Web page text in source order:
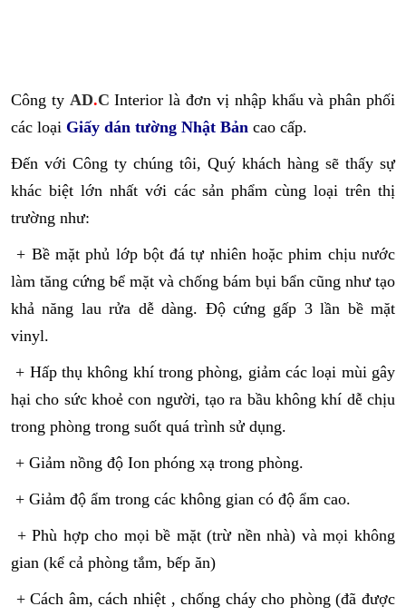
Công ty AD.C Interior là đơn vị nhập khẩu và phân phối
các loại Giấy dán tường Nhật Bản cao cấp.
Đến với Công ty chúng tôi, Quý khách hàng sẽ thấy sự
khác biệt lớn nhất với các sản phẩm cùng loại trên thị
trường như:
+ Bề mặt phủ lớp bột đá tự nhiên hoặc phim chịu nước
làm tăng cứng bể mặt và chống bám bụi bẩn cũng như tạo
khả năng lau rửa dễ dàng. Độ cứng gấp 3 lần bề mặt
vinyl.
+ Hấp thụ không khí trong phòng, giảm các loại mùi gây
hại cho sức khoẻ con người, tạo ra bầu không khí dễ chịu
trong phòng trong suốt quá trình sử dụng.
+ Giảm nồng độ Ion phóng xạ trong phòng.
+ Giảm độ ẩm trong các không gian có độ ẩm cao.
+ Phù hợp cho mọi bề mặt (trừ nền nhà) và mọi không
gian (kể cả phòng tắm, bếp ăn)
+ Cách âm, cách nhiệt , chống cháy cho phòng (đã được